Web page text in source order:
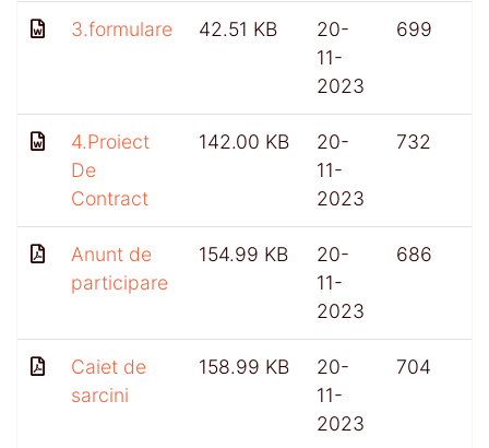
3.formulare 42.51 KB
20-
11-
2023
699
4.Proiect
De
Contract
142.00 KB
20-
11-
2023
732
Anunt de
participare
154.99 KB
20-
11-
2023
686
Caiet de
sarcini
158.99 KB
20-
11-
2023
704